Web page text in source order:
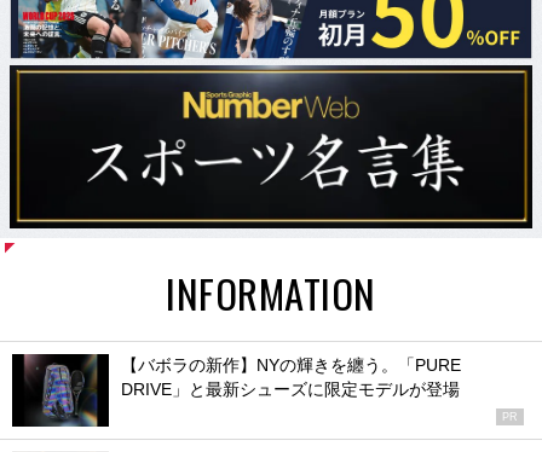
INFORMATION
【バボラの新作】NYの輝きを纏う。「PURE
DRIVE」と最新シューズに限定モデルが登場
PR